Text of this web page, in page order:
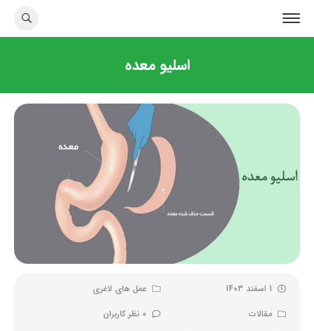
اسلیو معده
1 اسفند 1403
عمل های لاغری
مقالات
0 نظر کاربران